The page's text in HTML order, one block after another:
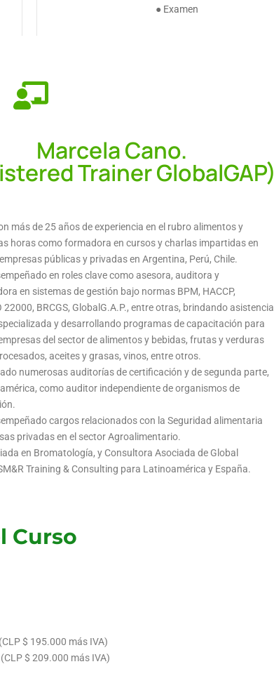
● Examen
Marcela Cano.
Trainer GlobalGAP)
más de 25 años de experiencia en el rubro alimentos y
horas como formadora en cursos y charlas impartidas en
públicas y privadas en Argentina, Perú, Chile.
en roles clave como asesora, auditora y
en sistemas de gestión bajo normas BPM, HACCP,
22000, BRCGS, GlobalG.A.P., entre otras, brindando asistencia
y desarrollando programas de capacitación para
del sector de alimentos y bebidas, frutas y verduras
aceites y grasas, vinos, entre otros.
numerosas auditorías de certificación y de segunda parte,
como auditor independiente de organismos de
cargos relacionados con la Seguridad alimentaria
privadas en el sector Agroalimentario.
en Bromatología, y Consultora Asociada de Global
Training & Consulting para Latinoamérica y España.
Curso
$ 195.000 más IVA)
$ 209.000 más IVA)